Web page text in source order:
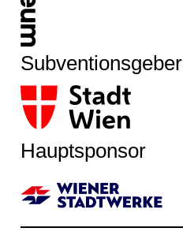
Subventionsgeber
Hauptsponsor